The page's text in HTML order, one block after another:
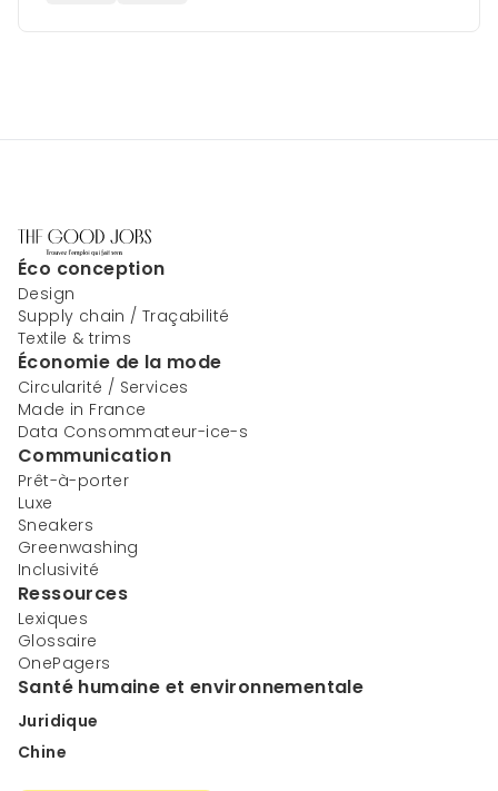
Éco conception
Design
Supply chain / Traçabilité
Textile & trims
Économie de la mode
Circularité / Services
Made in France
Data Consommateur-ice-s
Communication
Prêt-à-porter
Luxe
Sneakers
Greenwashing
Inclusivité
Ressources
Lexiques
Glossaire
OnePagers
Santé humaine et environnementale
Juridique
Chine